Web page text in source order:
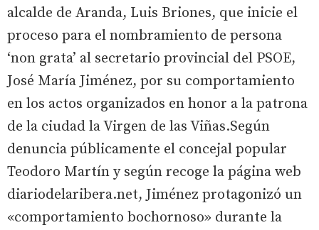
alcalde de Aranda, Luis Briones, que inicie el
proceso para el nombramiento de persona
‘non grata’ al secretario provincial del PSOE,
José María Jiménez, por su comportamiento
en los actos organizados en honor a la patrona
de la ciudad la Virgen de las Viñas.Según
denuncia públicamente el concejal popular
Teodoro Martín y según recoge la página web
diariodelaribera.net, Jiménez protagonizó un
«comportamiento bochornoso» durante la